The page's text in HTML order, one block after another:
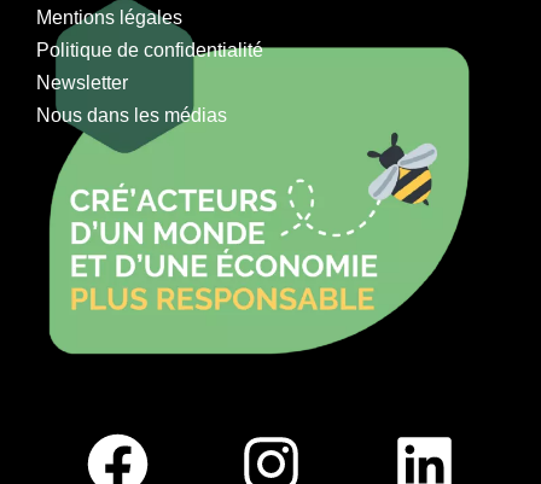
Mentions légales
Politique de confidentialité
Newsletter
Nous dans les médias